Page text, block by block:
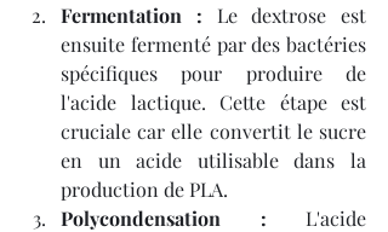
Fermentation : Le dextrose est
ensuite fermenté par des bactéries
spécifiques pour produire de
l'acide lactique. Cette étape est
cruciale car elle convertit le sucre
en un acide utilisable dans la
production de PLA.
Polycondensation : L'acide